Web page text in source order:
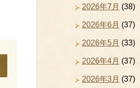
2026年7月 (38)
2026年6月 (37)
2026年5月 (33)
2026年4月 (37)
2026年3月 (37)